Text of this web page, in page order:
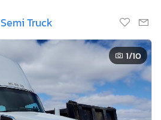
Truck
1/10